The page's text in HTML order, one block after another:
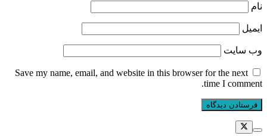
نام
ایمیل
وب‌ سایت
Save my name, email, and website in this browser for the next
time I comment.